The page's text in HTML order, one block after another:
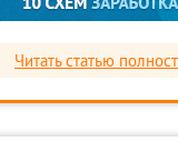
Читать статью